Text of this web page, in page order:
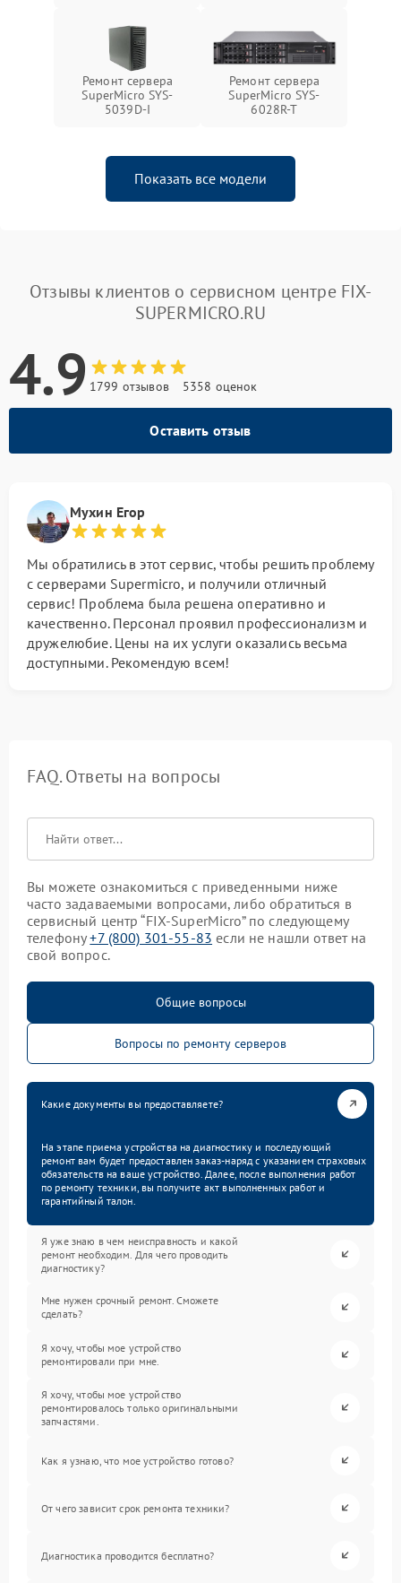
Ремонт сервера
SuperMicro SYS-
5039D-I
Ремонт сервера
SuperMicro SYS-
6028R-T
Показать все модели
Отзывы клиентов о сервисном центре FIX-
SUPERMICRO.RU
4.9 1799 отзывов 5358 оценок
Оставить отзыв
Мухин Егор
Мы обратились в этот сервис, чтобы решить проблему
с серверами Supermicro, и получили отличный
сервис! Проблема была решена оперативно и
качественно. Персонал проявил профессионализм и
дружелюбие. Цены на их услуги оказались весьма
доступными. Рекомендую всем!
FAQ. Ответы на вопросы
Вы можете ознакомиться с приведенными ниже
часто задаваемыми вопросами, либо обратиться в
сервисный центр “FIX-SuperMicro” по следующему
телефону+7 (800) 301-55-83 если не нашли ответ на
свой вопрос.
Общие вопросы
Вопросы по ремонту серверов
Какие документы вы предоставляете?
На этапе приема устройства на диагностику и последующий
ремонт вам будет предоставлен заказ-наряд с указанием страховых
обязательств на ваше устройство. Далее, после выполнения работ
по ремонту техники, вы получите акт выполненных работ и
гарантийный талон.
Я уже знаю в чем неисправность и какой
ремонт необходим. Для чего проводить
диагностику?
Мне нужен срочный ремонт. Сможете
сделать?
Я хочу, чтобы мое устройство
ремонтировали при мне.
Я хочу, чтобы мое устройство
ремонтировалось только оригинальными
запчастями.
Как я узнаю, что мое устройство готово?
От чего зависит срок ремонта техники?
Диагностика проводится бесплатно?